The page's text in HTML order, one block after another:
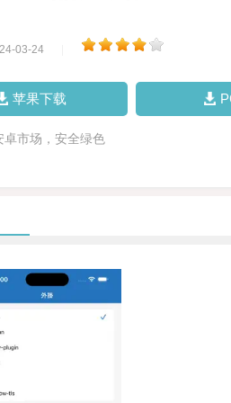
03-24
苹果下载
卓市场，安全绿色